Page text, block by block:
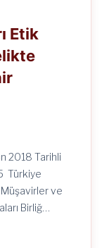
Etik
2018 Tarihli
Türkiye
ve
Birliğ…